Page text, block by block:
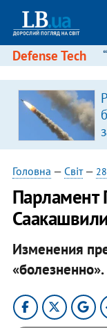
Defense Tech
Головна — Світ—
Парламент
Изменения
«болезненно».